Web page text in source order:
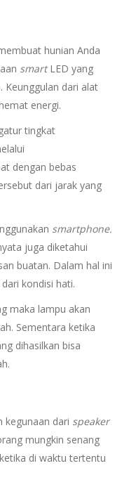
hunian Anda
smartLED yang
Keunggulan dari alat
energi.
tingkat
dengan bebas
dari jarak yang
smartphone.
juga diketahui
buatan. Dalam hal ini
kondisi hati.
maka lampu akan
Sementara ketika
dihasilkan bisa
kegunaan dari speaker
mungkin senang
di waktu tertentu